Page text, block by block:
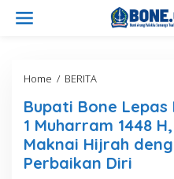
Home / BERITA
p
a
t
i
B
Bupati Bone Lepas
1 Muharram 1448
Maknai Hijrah
Perbaikan Diri